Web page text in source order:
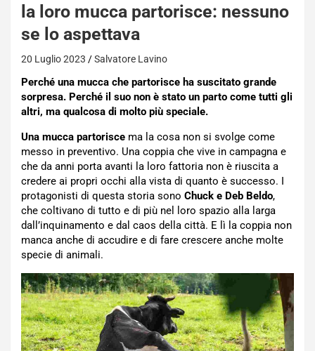
la loro mucca partorisce: nessuno
se lo aspettava
20 Luglio 2023 Salvatore Lavino
Perché una mucca che partorisce ha suscitato grande
sorpresa. Perché il suo non è stato un parto come tutti gli
altri, ma qualcosa di molto più speciale.
Una mucca partorisce ma la cosa non si svolge come
messo in preventivo. Una coppia che vive in campagna e
che da anni porta avanti la loro fattoria non è riuscita a
credere ai propri occhi alla vista di quanto è successo. I
protagonisti di questa storia sono Chuck e Deb Beldo,
che coltivano di tutto e di più nel loro spazio alla larga
dall’inquinamento e dal caos della città. E lì la coppia non
manca anche di accudire e di fare crescere anche molte
specie di animali.